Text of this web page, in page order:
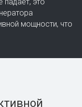
чтобы увидеть
быть
напряжения